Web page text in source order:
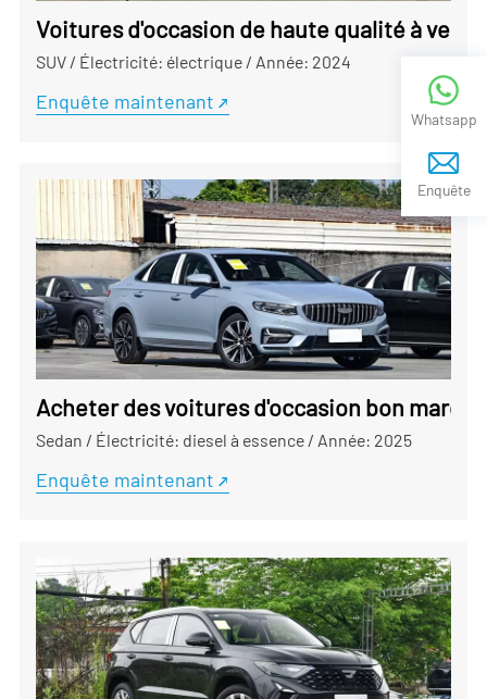
Voitures d'occasion de haute qualité à
SUV/ Électricité: électrique/ Année: 2024
Enquête maintenant
Acheter des voitures d'occasion bon
Sedan / Électricité: diesel à essence/ Année: 2025
Enquête maintenant
Whatsapp
Enquête